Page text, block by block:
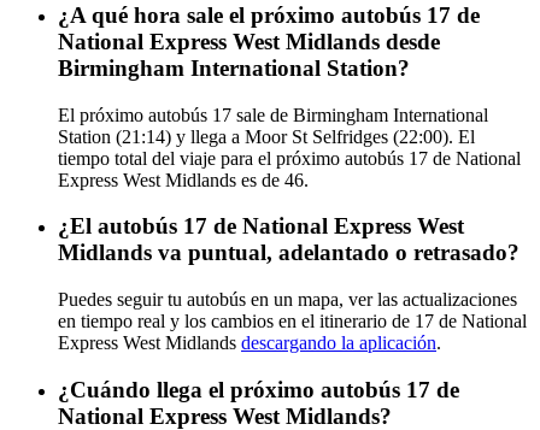
¿A qué hora sale el próximo autobús 17 de
National Express West Midlands desde
Birmingham International Station?
El próximo autobús 17 sale de Birmingham International
Station (21:14) y llega a Moor St Selfridges (22:00). El
tiempo total del viaje para el próximo autobús 17 de National
Express West Midlands es de 46.
¿El autobús 17 de National Express West
Midlands va puntual, adelantado o retrasado?
Puedes seguir tu autobús en un mapa, ver las actualizaciones
en tiempo real y los cambios en el itinerario de 17 de National
Express West Midlands descargando la aplicación.
¿Cuándo llega el próximo autobús 17 de
National Express West Midlands?